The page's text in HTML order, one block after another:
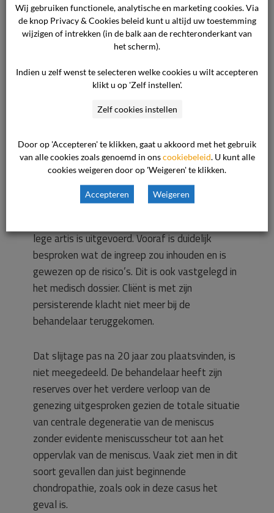
verzekeringsmaatschappij zal worden vergoed.
Cliënt wenst de kosten voor revalidatie, verblijf
en de reis vergoed te krijgen.
Standpunt van de zorgaanbieder
Voor het standpunt van de zorgaanbieder
verwijst de commissie naar de overgelegde
volgende neer.
De zorgaanbieder is van mening dat de
behandelaar conform de richtlijn van de
Nederlandse Vereniging voor Orthopaedie
lege artis is uitgevoerd. Vooraf is duidelijk
besproken wat de ingreep zou inhouden en is
gewezen op de risico’s. Dit is ook vastgelegd in
het medisch dossier. Cliënt is met zijn
persisterende klacht niet meer bij de
behandelaar teruggekomen.
Dat slijtage pas na 20 jaar zou plaatsvinden, is
niet meegedeeld. De behandelaar heeft zijn
reserves over het verdere verloop van de
genezing uitgesproken gezien de totale situatie
van centrale degeneratie van de meniscus
zonder evidente meniscusscheur tot aan het
oppervlak van de meniscus. Vaak ziet men in dit
soort gevallen dan juist beginnende
chondropathie, zoals ook in deze casus het
geval is.
Wij gebruiken functionele, analytische en marketing cookies. Via
de knop Privacy & Cookies beleid kunt u altijd uw toestemming
wijzigen of intrekken (in de balk aan de rechteronderkant van
het scherm).
Indien u zelf wenst te selecteren welke cookies u wilt accepteren
klikt u op 'Zelf instellen'.
Zelf cookies instellen
Door op 'Accepteren' te klikken, gaat u akkoord met het gebruik
van alle cookies zoals genoemd in onscookiebeleid. U kunt alle
cookies weigeren door op 'Weigeren' te klikken.
Accepteren Weigeren